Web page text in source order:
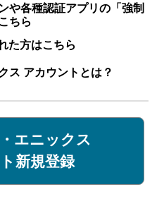
や各種認証アプリの「強制
ちら
た方はこちら
ス アカウントとは？
エニックス
新規登録